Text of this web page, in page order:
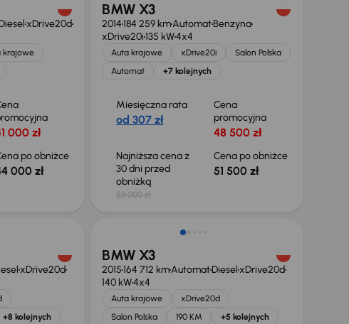
xDrive20d
krajowe
000 zł
po obniżce
000 zł
BMW X3
2014184 259 kmAutomatBenzyna
xDrive20i135 kW4x4
Auta krajowe xDrive20i
Salon Polska
Automat
+7 kolejnych
Miesięczna rata
od 307 zł
Cena
promocyjna
48 500 zł
Najniższa cena z
30 dni przed
obniżką
53 000 zł
Cena po obniżce
51 500 zł
xDrive20d
+8 kolejnych
BMW X3
2015164 712 kmAutomatDieselxDrive20d
140 kW4x4
Auta krajowe
xDrive20d
Salon Polska
190 KM +5 kolejnych